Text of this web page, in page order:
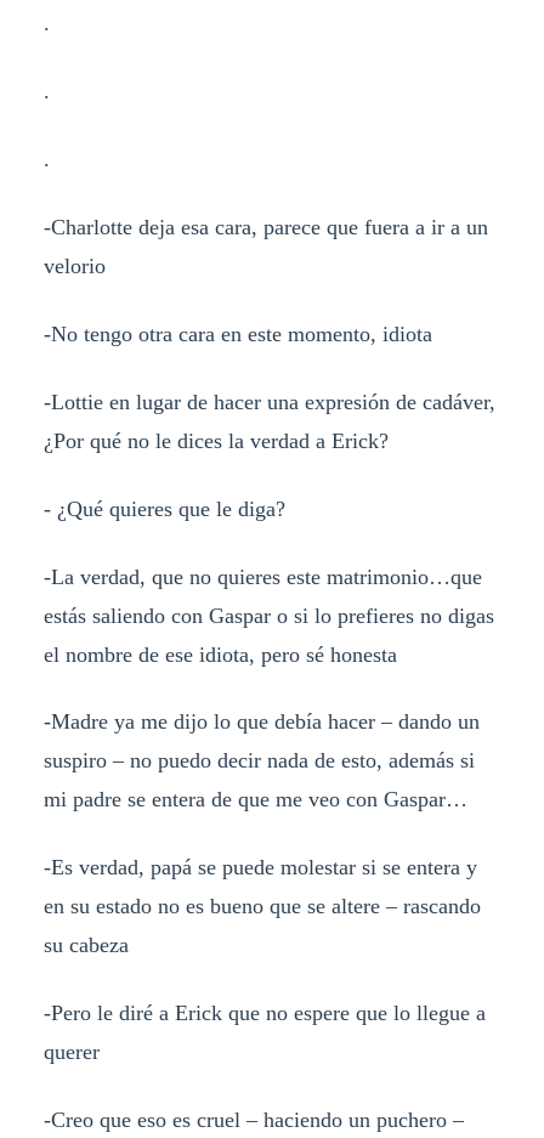
.
.
.
-Charlotte deja esa cara, parece que fuera a ir a un
velorio
-No tengo otra cara en este momento, idiota
-Lottie en lugar de hacer una expresión de cadáver,
¿Por qué no le dices la verdad a Erick?
- ¿Qué quieres que le diga?
-La verdad, que no quieres este matrimonio…que
estás saliendo con Gaspar o si lo prefieres no digas
el nombre de ese idiota, pero sé honesta
-Madre ya me dijo lo que debía hacer – dando un
suspiro – no puedo decir nada de esto, además si
mi padre se entera de que me veo con Gaspar…
-Es verdad, papá se puede molestar si se entera y
en su estado no es bueno que se altere – rascando
su cabeza
-Pero le diré a Erick que no espere que lo llegue a
querer
-Creo que eso es cruel – haciendo un puchero –